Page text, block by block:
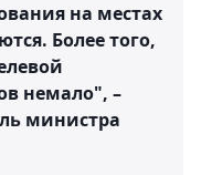
на местах
Более того,
немало", –
министра